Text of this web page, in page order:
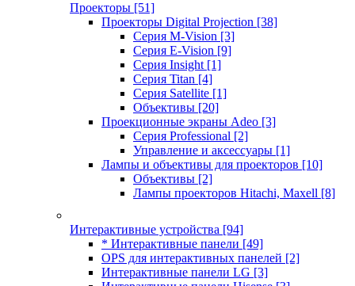
Проекторы [51]
Проекторы Digital Projection [38]
Серия M-Vision [3]
Серия E-Vision [9]
Серия Insight [1]
Серия Titan [4]
Серия Satellite [1]
Объективы [20]
Проекционные экраны Adeo [3]
Серия Professional [2]
Управление и аксессуары [1]
Лампы и объективы для проекторов [10]
Объективы [2]
Лампы проекторов Hitachi, Maxell [8]
Интерактивные устройства [94]
* Интерактивные панели [49]
OPS для интерактивных панелей [2]
Интерактивные панели LG [3]